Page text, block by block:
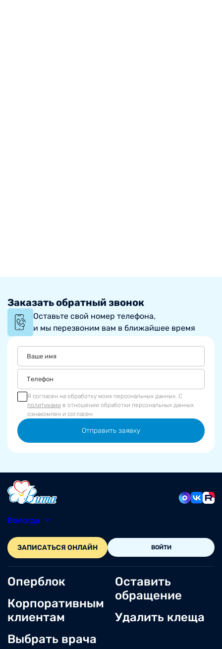
Заказать обратный звонок
Оставьте свой номер телефона,
и мы перезвоним вам в ближайшее время
Я согласен на обработку моих персональных данных. С
политиками в отношении обработки персональных данных
ознакомлен и согласен
Отправить заявку
Вологда
ЗАПИСАТЬСЯ ОНЛАЙН ВОЙТИ
Оперблок
Корпоративным
клиентам
Выбрать врача
Оставить
обращение
Удалить клеща